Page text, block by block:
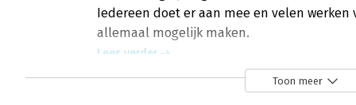
Iedereen doet er aan mee en velen
allemaal mogelijk maken.
Lees verder
Toon meer